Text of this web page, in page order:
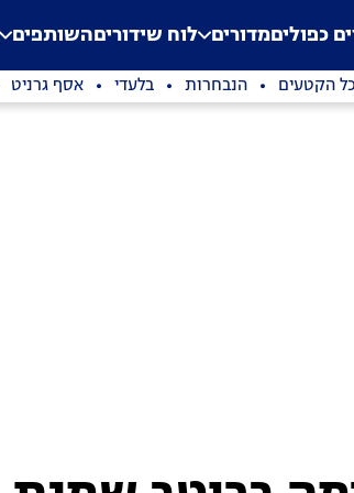
Application error: a
. כפוליםמדורים לוח שידוריםהשותפים
הקטעים הנבחרות בלעדי אסף גרניט